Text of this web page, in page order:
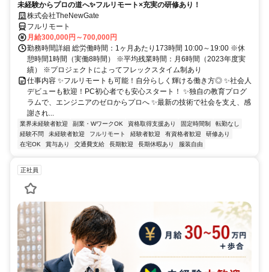
未経験からプロの道へ✨フルリモート×充実の研修あり！
株式会社TheNewGate
フルリモート
月給300,000円～700,000円
勤務時間詳細 総労働時間：1ヶ月あたり173時間 10:00～19:00 ※休
憩時間1時間（実働8時間） ※平均残業時間：月6時間（2023年度実
績） ※プロジェクトによってフレックスタイム制あり
仕事内容 ✨フルリモートも可能！自分らしく輝ける働き方◎ ✨社会人
デビューも歓迎！PC初心者でも安心スタート！ ✨独自の教育プログ
ラムで、エンジニアのゼロからプロへ ✨最新の技術で社会を支え、感
謝され...
業界未経験者歓迎 副業・WワークOK 資格取得支援あり 固定時間制
転勤なし
経験不問
未経験者歓迎 フルリモート 経験者歓迎 有資格者歓迎
研修あり
在宅OK
賞与あり 交通費支給 長期歓迎 長期休暇あり 服装自由
正社員